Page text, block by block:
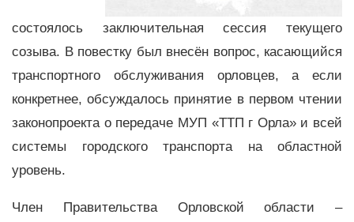
состоялось заключительная сессия текущего
созыва. В повестку был внесён вопрос, касающийся
транспортного обслуживания орловцев, а если
конкретнее, обсуждалось принятие в первом чтении
законопроекта о передаче МУП «ТТП г Орла» и всей
системы городского транспорта на областной
уровень.
Член Правительства Орловской области –